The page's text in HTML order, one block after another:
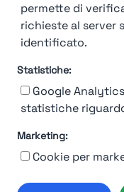
permette di
richieste al server
identificato.
Statistiche:
Google
statistiche
Marketing:
Cookie per
di selezione
aziendali,
© 2019-2026 Stupendio.